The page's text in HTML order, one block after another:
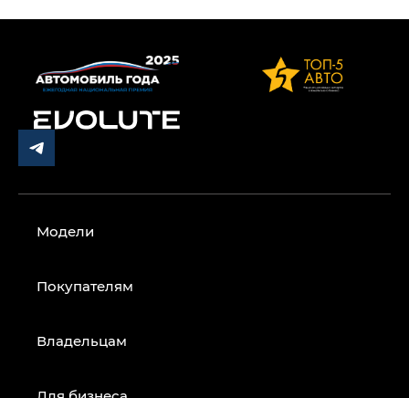
Модели
Покупателям
Владельцам